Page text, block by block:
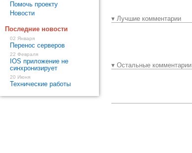
▾ Лучшие комментарии
▾ Остальные комментарии
Помочь проекту
Новости
Последние новости
02 Января
Перенос серверов
22 Февраля
IOS приложение не
синхронизирует
20 Июня
Технические работы